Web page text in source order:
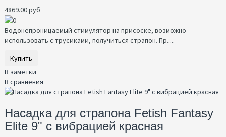
4869.00 руб
Водонепроницаемый стимулятор на присоске, возможно
использовать с трусиками, получиться страпон. Пр.....
Купить
В заметки
В сравнения
Насадка для страпона Fetish Fantasy
Elite 9" с вибрацией красная